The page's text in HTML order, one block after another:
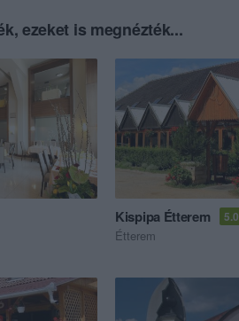
ezeket is megnézték...
Kispipa Étterem 5.0
Étterem